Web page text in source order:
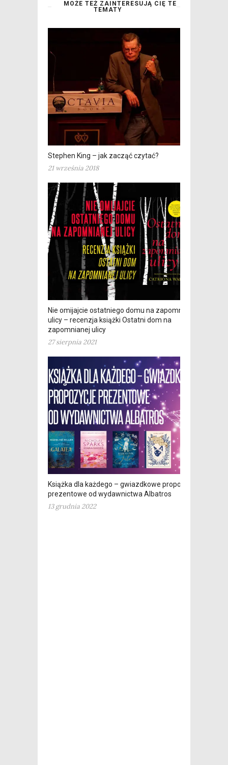
MOŻE TEŻ ZAINTERESUJĄ CIĘ TE
TEMATY
Stephen King – jak zacząć czytać?
21 września 2018
Nie omijajcie ostatniego domu na zapomnianej
ulicy – recenzja książki Ostatni dom na
zapomnianej ulicy
27 sierpnia 2021
Książka dla każdego – gwiazdkowe propozycje
prezentowe od wydawnictwa Albatros
13 grudnia 2022